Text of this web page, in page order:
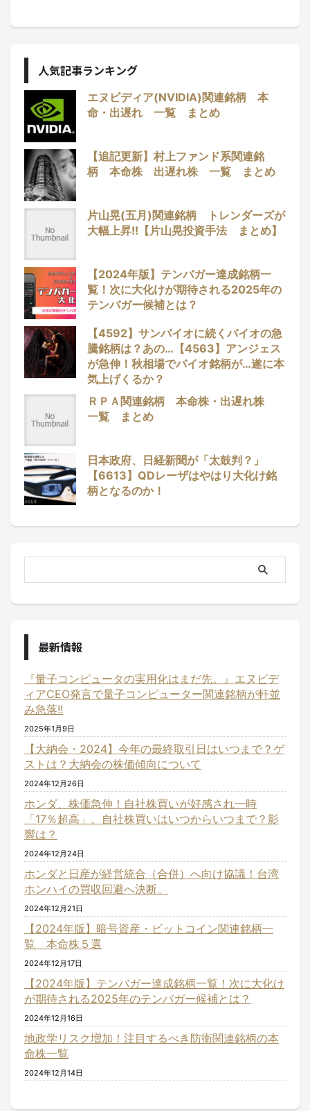
人気記事ランキング
エヌビディア(NVIDIA)関連銘柄 本
命・出遅れ 一覧 まとめ
【追記更新】村上ファンド系関連銘
柄 本命株 出遅れ株 一覧 まとめ
片山晃(五月)関連銘柄 トレンダーズが
大幅上昇!!【片山晃投資手法 まとめ】
【2024年版】テンバガー達成銘柄一
覧！次に大化けが期待される2025年の
テンバガー候補とは？
【4592】サンバイオに続くバイオの急
騰銘柄は？あの…【4563】アンジェス
が急伸！秋相場でバイオ銘柄が…遂に本
気上げくるか？
ＲＰＡ関連銘柄 本命株・出遅れ株
一覧 まとめ
日本政府、日経新聞が「太鼓判？」
【6613】QDレーザはやはり大化け銘
柄となるのか！
最新情報
『量子コンピュータの実用化はまだ先。』エヌビデ
ィアCEO発言で量子コンピューター関連銘柄が軒並
み急落!!
2025年1月9日
【大納会・2024】今年の最終取引日はいつまで？ゲ
ストは？大納会の株価傾向について
2024年12月26日
ホンダ、株価急伸！自社株買いが好感され一時
「17％超高」。自社株買いはいつからいつまで？影
響は？
2024年12月24日
ホンダと日産が経営統合（合併）へ向け協議！台湾
ホンハイの買収回避へ決断。
2024年12月21日
【2024年版】暗号資産・ビットコイン関連銘柄一
覧 本命株５選
2024年12月17日
【2024年版】テンバガー達成銘柄一覧！次に大化け
が期待される2025年のテンバガー候補とは？
2024年12月16日
地政学リスク増加！注目するべき防衛関連銘柄の本
命株一覧
2024年12月14日